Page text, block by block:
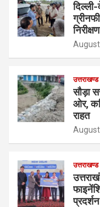
निरीक्षण
उत्तराखण्ड
सौड़ा
ओर,
राहत
उत्तराखण्ड